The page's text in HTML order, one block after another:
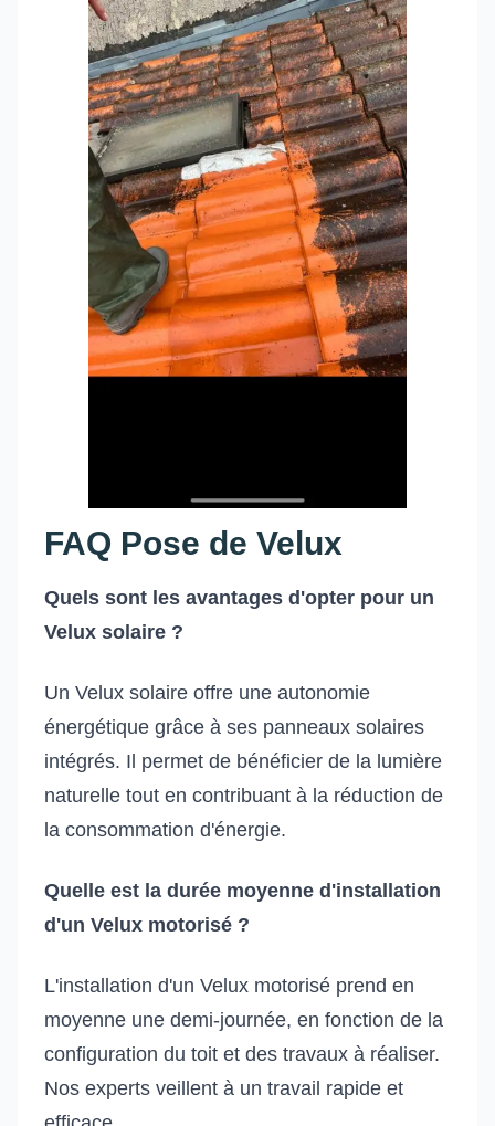
FAQ Pose de Velux
Quels sont les avantages d'opter pour un
Velux solaire ?
Un Velux solaire offre une autonomie
énergétique grâce à ses panneaux solaires
intégrés. Il permet de bénéficier de la lumière
naturelle tout en contribuant à la réduction de
la consommation d'énergie.
Quelle est la durée moyenne d'installation
d'un Velux motorisé ?
L'installation d'un Velux motorisé prend en
moyenne une demi-journée, en fonction de la
configuration du toit et des travaux à réaliser.
Nos experts veillent à un travail rapide et